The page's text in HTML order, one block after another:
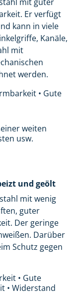
Er verfügt
kann in viele
Kanäle,
mit
werden.
• Gute
weiten
usw.
und geölt
mit wenig
guter
Der geringe
Darüber
Schutz gegen
• Gute
• Widerstand